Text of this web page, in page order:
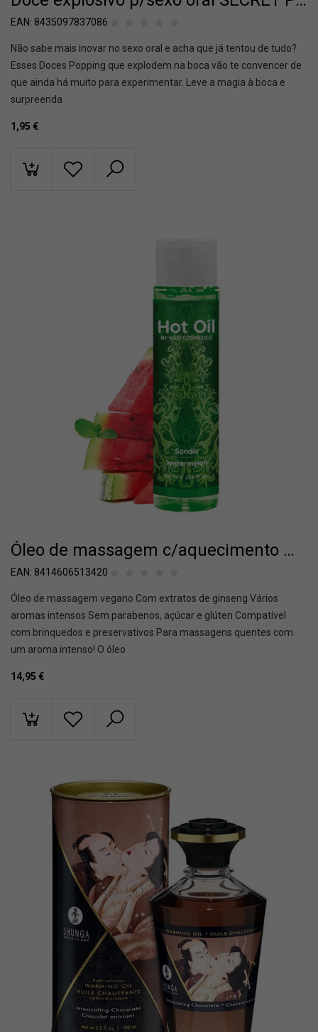
EAN: 8435097837086
Não sabe mais inovar no sexo oral e acha que já tentou de tudo?
Esses Doces Popping que explodem na boca vão te convencer de
que ainda há muito para experimentar. Leve a magia à boca e
surpreenda
1,95 €
Óleo de massagem c/aquecimento Melancia
EAN: 8414606513420
Óleo de massagem vegano Com extratos de ginseng Vários
aromas intensos Sem parabenos, açúcar e glúten Compatível
com brinquedos e preservativos Para massagens quentes com
um aroma intenso! O óleo
14,95 €